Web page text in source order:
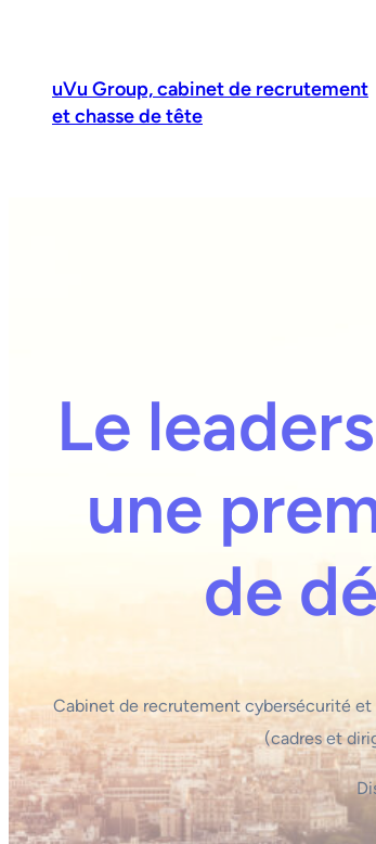
uVu Group, cabinet de recrutement
et chasse de tête
Le
une
de
Cabinet de recrutement cybersécurité et
(cadres et